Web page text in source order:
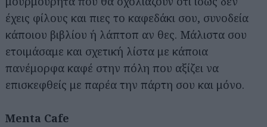
έχεις φίλους και πιες το καφεδάκι σου, συνοδεία
κάποιου βιβλίου ή λάπτοπ αν θες. Μάλιστα σου
ετοιμάσαμε και σχετική λίστα με κάποια
πανέμορφα καφέ στην πόλη που αξίζει να
επισκεφθείς με παρέα την πάρτη σου και μόνο.
Menta Cafe